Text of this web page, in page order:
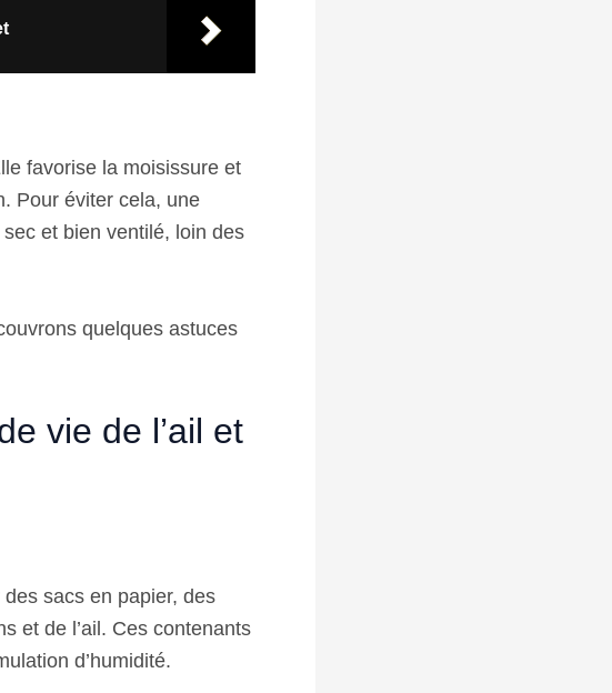
favorise la moisissure et
Pour éviter cela, une
et bien ventilé, loin des
quelques astuces
vie de l’ail et
sacs en papier, des
et de l’ail. Ces contenants
d’humidité.